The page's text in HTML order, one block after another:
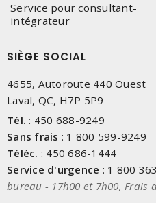
Service pour consultant-
intégrateur
SIÈGE SOCIAL
4655, Autoroute 440 Ouest
Laval, QC, H7P 5P9
Tél. : 450 688-9249
Sans frais : 1 800 599-9249
Téléc. : 450 686-1444
Service d'urgence : 1 800
bureau - 17h00 et 7h00, Frais